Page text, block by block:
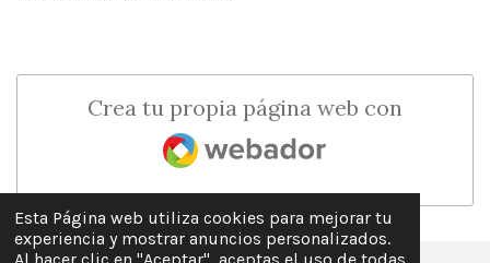
Esta Página web utiliza cookies para mejorar tu
experiencia y mostrar anuncios personalizados.
Crea tu propia página web con
Webador